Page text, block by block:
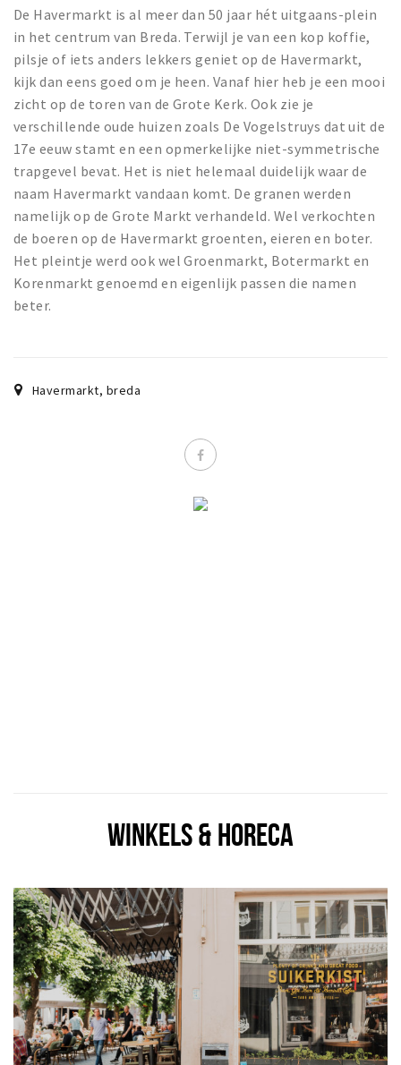
Uitjes & activiteiten
Toeristische routes
Natuurgebieden
Baroniepoorten
Sport
Privacy
Inloggen
De Havermarkt is al meer dan 50 jaar hét uitgaans-plein
in het centrum van Breda. Terwijl je van een kop koffie,
pilsje of iets anders lekkers geniet op de Havermarkt,
kijk dan eens goed om je heen. Vanaf hier heb je een mooi
zicht op de toren van de Grote Kerk. Ook zie je
verschillende oude huizen zoals De Vogelstruys dat uit de
17e eeuw stamt en een opmerkelijke niet-symmetrische
trapgevel bevat. Het is niet helemaal duidelijk waar de
naam Havermarkt vandaan komt. De granen werden
namelijk op de Grote Markt verhandeld. Wel verkochten
de boeren op de Havermarkt groenten, eieren en boter.
Het pleintje werd ook wel Groenmarkt, Botermarkt en
Korenmarkt genoemd en eigenlijk passen die namen
beter.
Havermarkt, breda
WINKELS & HORECA